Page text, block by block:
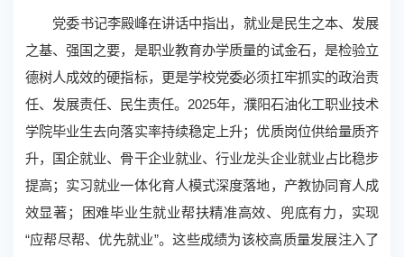
党委书记李殿峰在讲话中指出，就业是民生之本、发展
之基、强国之要，是职业教育办学质量的试金石，是检验立
德树人成效的硬指标，更是学校党委必须扛牢抓实的政治责
任、发展责任、民生责任。2025年，濮阳石油化工职业技术
学院毕业生去向落实率持续稳定上升；优质岗位供给量质齐
升，国企就业、骨干企业就业、行业龙头企业就业占比稳步
提高；实习就业一体化育人模式深度落地，产教协同育人成
效显著；困难毕业生就业帮扶精准高效、兜底有力，实现
“应帮尽帮、优先就业”。这些成绩为该校高质量发展注入了